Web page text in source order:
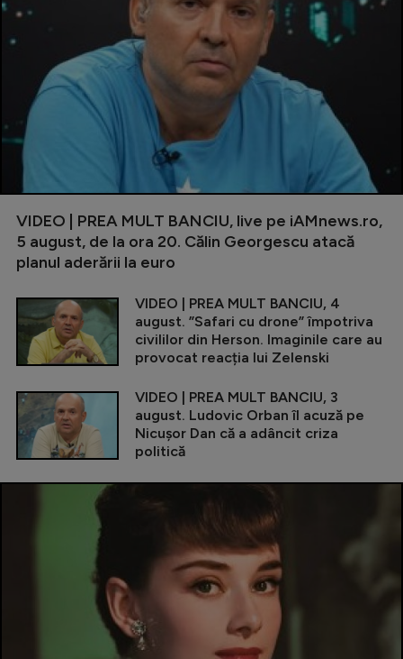
VIDEO | PREA MULT BANCIU, live pe iAMnews.ro,
5 august, de la ora 20. Călin Georgescu atacă
planul aderării la euro
VIDEO | PREA MULT BANCIU, 4
august. ”Safari cu drone” împotriva
civililor din Herson. Imaginile care au
provocat reacția lui Zelenski
VIDEO | PREA MULT BANCIU, 3
august. Ludovic Orban îl acuză pe
Nicușor Dan că a adâncit criza
politică